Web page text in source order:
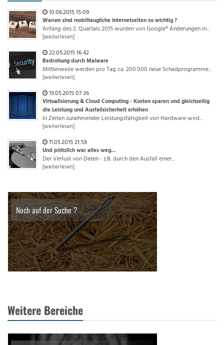
10.06.2015 15:09
Warum sind mobiltaugliche Internetseiten so wichtig ?
Anfang des 2. Quartals 2015 wurden von Google® Änderungen in...
[weiterlesen]
22.05.2015 16:42
Bedrohung durch Malware
Mittlerweile werden pro Tag ca. 200.000 neue Schadprogramme...
[weiterlesen]
19.05.2015 07:36
Virtualisierung & Cloud Computing - Kosten sparen und gleichzeitig
die Leistung und Ausfallsicherheit erhöhen
In Zeiten zunehmender Leistungsfähigkeit von Hardware wird...
[weiterlesen]
11.05.2015 21:59
Und plötzlich war alles weg...
Der Verlust von Daten - z.B. durch den Ausfall einer...
[weiterlesen]
Noch auf der Suche ?
Weitere Bereiche